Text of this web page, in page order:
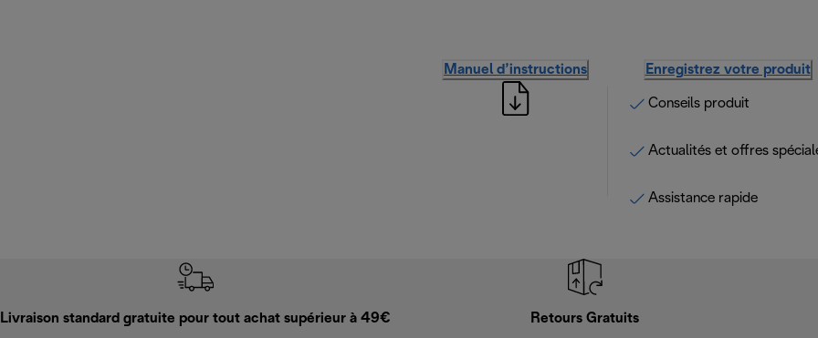
Manuel d’instructions Enregistrez votre produit
Conseils produit
Actualités et offres
Assistance rapide
Livraison standard gratuite pour tout achat supérieur à 49€ Retours Gratuits